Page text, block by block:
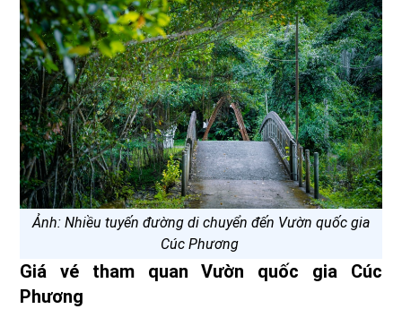
Ảnh: Nhiều tuyến đường di chuyển đến Vườn quốc gia
Cúc Phương
Giá vé tham quan Vườn quốc gia Cúc
Phương